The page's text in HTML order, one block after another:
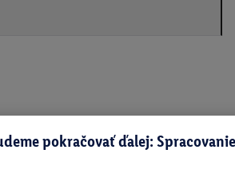
pokračovať ďalej: